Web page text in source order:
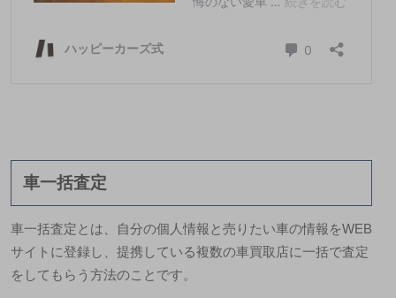
車一括査定
車一括査定とは、自分の個人情報と売りたい車の情報をWEB
サイトに登録し、提携している複数の車買取店に一括で査定
をしてもらう方法のことです。